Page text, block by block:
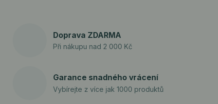
Doprava ZDARMA
Při nákupu nad 2 000 Kč
Garance snadného vrácení
Vybírejte z více jak 1000 produktů